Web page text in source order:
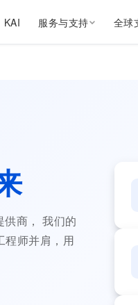
KAI 服务与支持 全球
商， 我们的
程师并肩，用